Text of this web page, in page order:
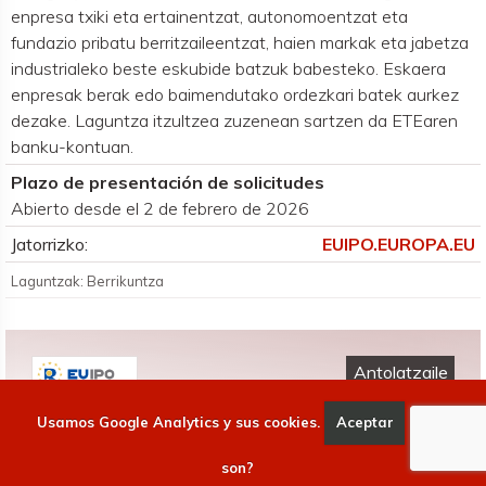
Laguntzak: Berrikuntza
enpresa txiki eta ertainentzat, autonomoentzat eta
fundazio pribatu berritzaileentzat, haien markak eta jabetza
industrialeko beste eskubide batzuk babesteko. Eskaera
enpresak berak edo baimendutako ordezkari batek aurkez
dezake. Laguntza itzultzea zuzenean sartzen da ETEaren
banku-kontuan.
Plazo de presentación de solicitudes
Abierto desde el 2 de febrero de 2026
Jatorrizko:
EUIPO.EUROPA.EU
Antolatzaile
UE-EUIPO
Usamos Google Analytics y sus cookies. Aceptar
son?